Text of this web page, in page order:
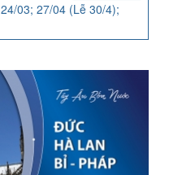
24/03; 27/04 (Lễ 30/4);